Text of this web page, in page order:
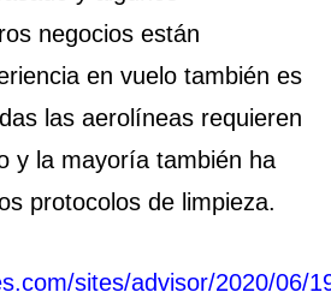
negocios están
en vuelo también es
las aerolíneas requieren
y la mayoría también ha
protocolos de limpieza.
sites/advisor/2020/06/